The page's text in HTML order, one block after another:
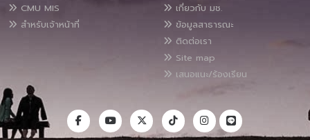
CMU MIS
สำหรับเจ้าหน้าที่
เกี่ยวกับ มช.
ข้อมูลสาธารณะ
ติดต่อเรา
Site map
เสนอแนะ/ร้องเรียน